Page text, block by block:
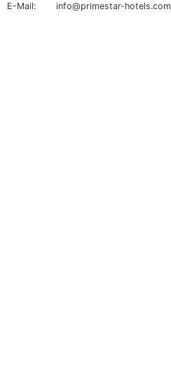
E-Mail:
info@primestar-hotels.com